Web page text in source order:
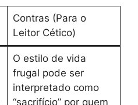
Contras (Para o
Leitor Cético)
O estilo de vida
frugal pode ser
interpretado como
“sacrifício” por quem